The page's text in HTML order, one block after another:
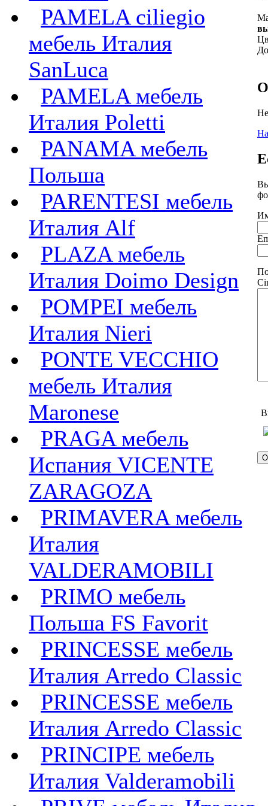
PAMELA ciliegio
мебель Италия
SanLuca
PAMELA мебель
Италия Poletti
PANAMA мебель
Польша
PARENTESI мебель
Италия Alf
PLAZA мебель
Италия Doimo Design
POMPEI мебель
Италия Nieri
PONTE VECCHIO
мебель Италия
Maronese
PRAGA мебель
Испания VICENTE
ZARAGOZA
PRIMAVERA мебель
Италия
VALDERAMOBILI
PRIMO мебель
Польша FS Favorit
PRINCESSE мебель
Италия Arredo Classic
PRINCESSE мебель
Италия Arredo Classic
PRINCIPE мебель
Италия Valderamobili